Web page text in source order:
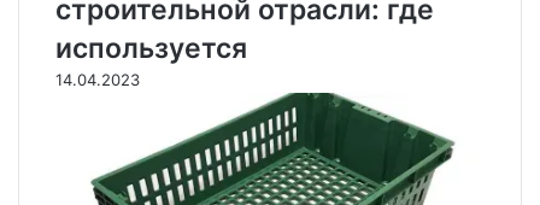
строительной отрасли: где
используется
14.04.2023